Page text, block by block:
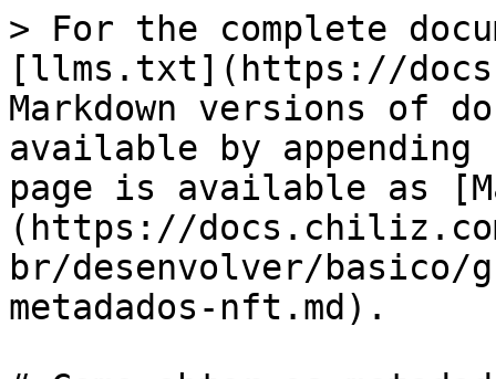
> For the complete
[llms.txt](https://
Markdown versions of
available by
page is available as
(https://
br/desenvolver/
metadados-nft.md).